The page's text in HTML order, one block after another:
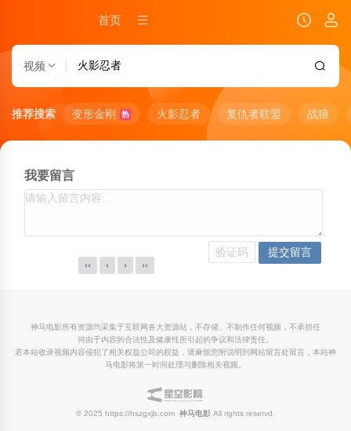
首页
视频
推荐搜索 变形金刚 热 火影忍者 复仇者联盟 战狼
我要留言
‹‹ ‹ › ››
神马电影所有资源均采集于互联网各大资源站，不存储、不制作任何视频，不承担任
何由于内容的合法性及健康性所引起的争议和法律责任。
若本站收录视频内容侵犯了相关权益公司的权益，请麻烦您附说明到网站留言处留言，本站神
马电影将第一时间处理与删除相关视频。
© 2025 https://hszgxjb.com 神马电影 All rights reservd.